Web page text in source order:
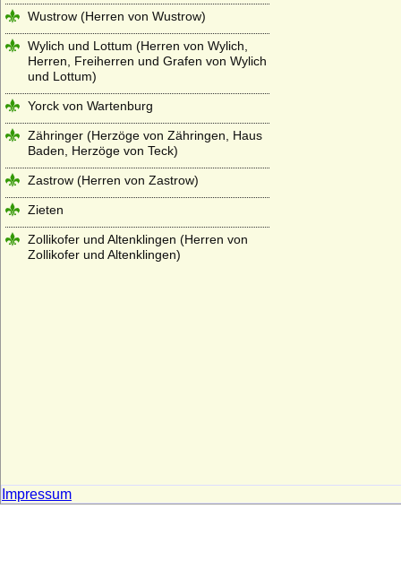
Wustrow (Herren von Wustrow)
Wylich und Lottum (Herren von Wylich,
Herren, Freiherren und Grafen von Wylich
und Lottum)
Yorck von Wartenburg
Zähringer (Herzöge von Zähringen, Haus
Baden, Herzöge von Teck)
Zastrow (Herren von Zastrow)
Zieten
Zollikofer und Altenklingen (Herren von
Zollikofer und Altenklingen)
Impressum